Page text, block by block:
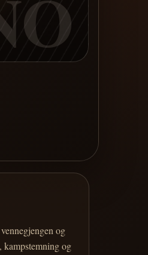
og
kampstemning og